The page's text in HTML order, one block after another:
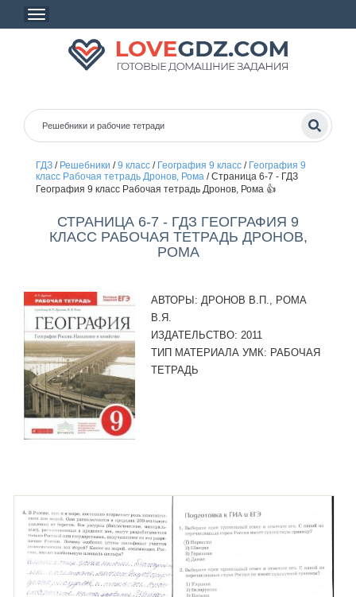
ГДЗ/ Решебники /9 класс/ География 9 класс/ География 9
класс Рабочая тетрадь Дронов, Рома/Страница 6-7 - ГДЗ
География 9 класс Рабочая тетрадь Дронов, Рома 👍
СТРАНИЦА 6-7 - ГДЗ ГЕОГРАФИЯ 9
КЛАСС РАБОЧАЯ ТЕТРАДЬ ДРОНОВ,
РОМА
АВТОРЫ: ДРОНОВ В.П., РОМА
В.Я.
ИЗДАТЕЛЬСТВО: 2011
ТИП МАТЕРИАЛА УМК: РАБОЧАЯ
ТЕТРАДЬ